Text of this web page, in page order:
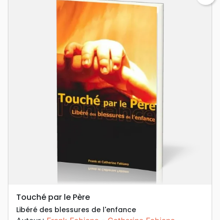
Touché par le Père
Libéré des blessures de l'enfance